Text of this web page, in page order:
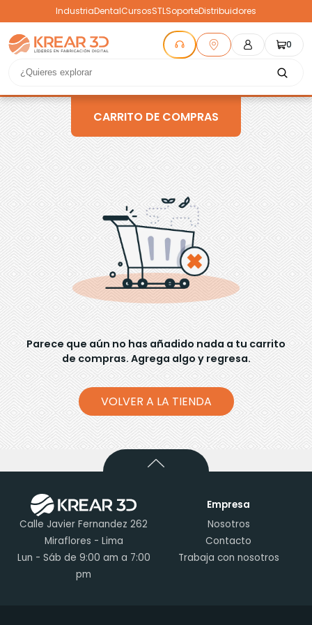
IndustriaDentalCursosSTLSoporteDistribuidores
0
CARRITO DE COMPRAS
Parece que aún no has añadido nada a tu carrito
de compras. Agrega algo y regresa.
VOLVER A LA TIENDA
Calle Javier Fernandez 262
Miraflores - Lima
Lun - Sáb de 9:00 am a 7:00
pm
Empresa
Nosotros
Contacto
Trabaja con nosotros